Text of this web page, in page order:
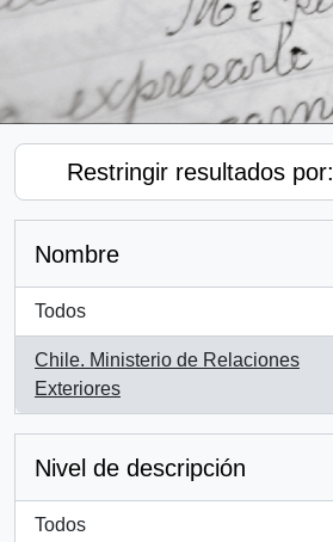
Restringir resultados por:
Nombre
Todos
Chile. Ministerio de Relaciones
Exteriores
, 1 resultados
Nivel de descripción
Todos